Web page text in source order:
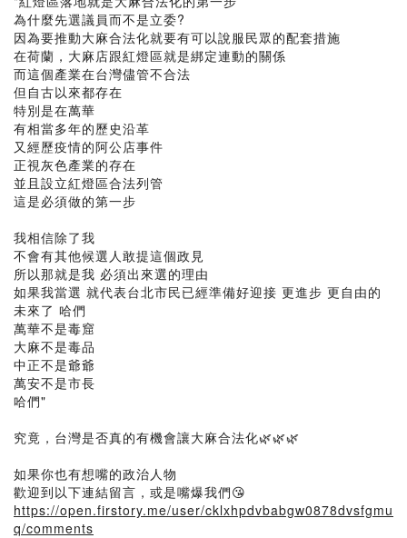
為什麼先選議員而不是立委?
因為要推動大麻合法化就要有可以說服民眾的配套措施
在荷蘭，大麻店跟紅燈區就是綁定連動的關係
而這個產業在台灣儘管不合法
但自古以來都存在
特別是在萬華
有相當多年的歷史沿革
又經歷疫情的阿公店事件
正視灰色產業的存在
並且設立紅燈區合法列管
這是必須做的第一步
我相信除了我
不會有其他候選人敢提這個政見
所以那就是我 必須出來選的理由
如果我當選 就代表台北市民已經準備好迎接 更進步 更自由的
未來了 哈們
萬華不是毒窟
大麻不是毒品
中正不是爺爺
萬安不是市長
哈們"
究竟，台灣是否真的有機會讓大麻合法化🌿🌿🌿
如果你也有想嘴的政治人物
歡迎到以下連結留言，或是嘴爆我們😘
https://open.firstory.me/user/cklxhpdvbabgw0878dvsfgmu
q/comments